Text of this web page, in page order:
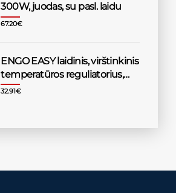
300W, juodas, su pasl. laidu
67.20€
ENGO EASY laidinis, virštinkinis
temperatūros reguliatorius,
230V, baltas
32.91€